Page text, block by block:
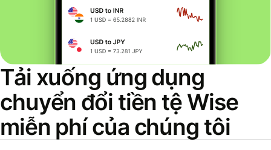
Tải xuống ứng dụng
chuyển đổi tiền tệ Wise
miễn phí của chúng tôi